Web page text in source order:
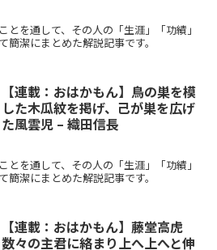
とを通して、その人の「生涯」「功績」
簡潔にまとめた解説記事です。
【連載：おはかもん】鳥の巣を模
した木瓜紋を掲げ、己が巣を広げ
た風雲児 – 織田信長
とを通して、その人の「生涯」「功績」
簡潔にまとめた解説記事です。
【連載：おはかもん】藤堂高虎
数々の主君に絡まり上へ上へと伸